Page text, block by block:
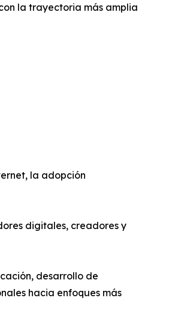
la trayectoria más amplia
la adopción
digitales, creadores y
desarrollo de
hacia enfoques más